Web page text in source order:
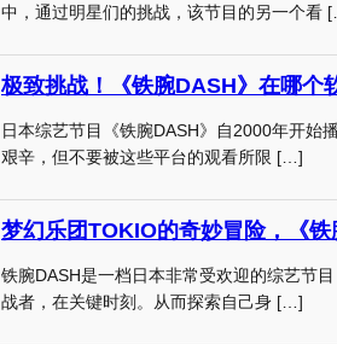
中，通过明星们的挑战，该节目的另一个看
日本综艺节目《铁腕DASH》自2000年开始
艰辛，但不要被这些平台的观看所限 […]
铁腕DASH是一档日本非常受欢迎的综艺节
战者，在关键时刻。从而探索自己身 […]